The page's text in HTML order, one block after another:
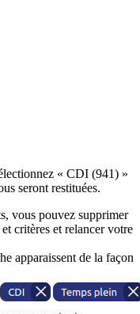
« CDI (941) »
seront restituées.
vous pouvez supprimer
critères et relancer votre
apparaissent de la façon